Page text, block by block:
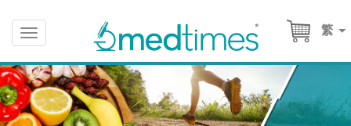
繁
Toggle
navigation